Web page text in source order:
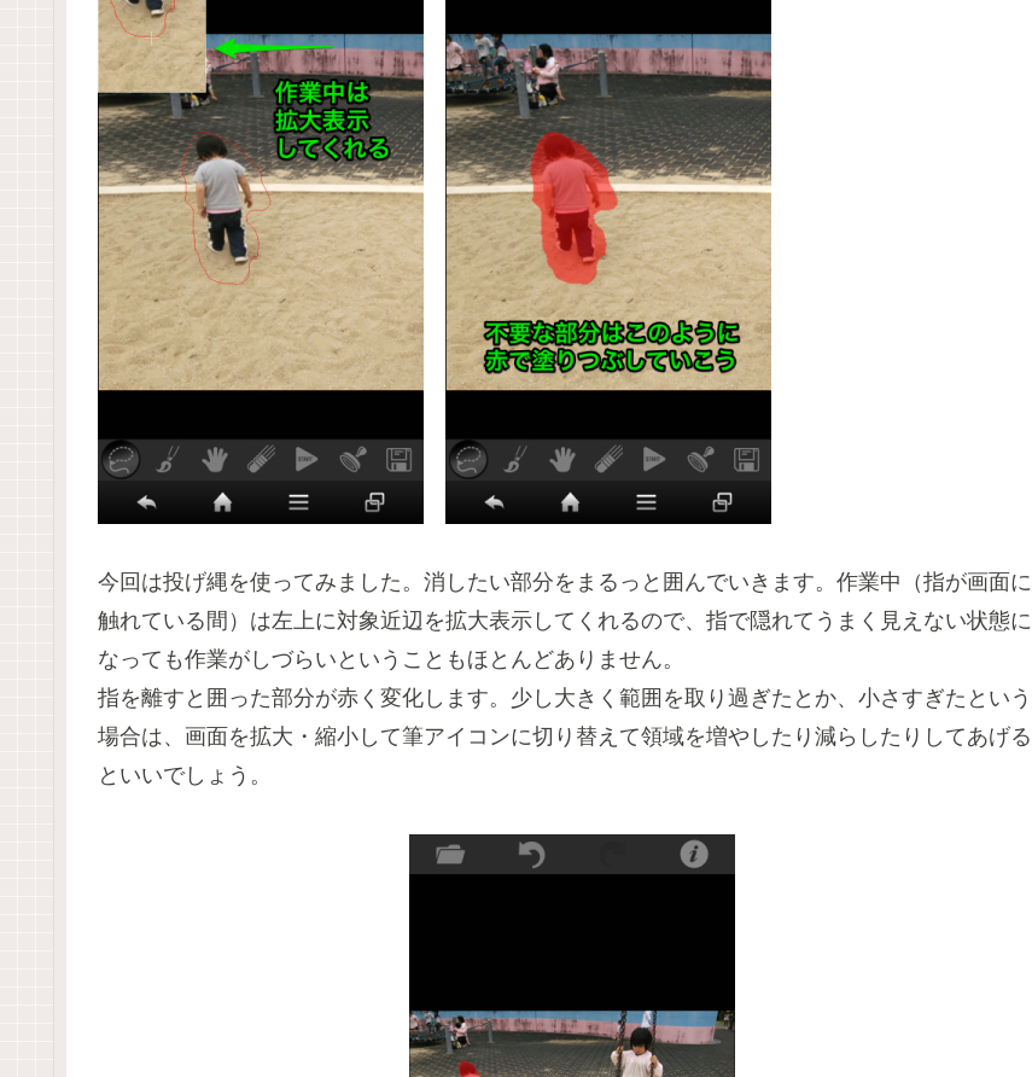
今回は投げ縄を使ってみました。消したい部分をまるっと囲んでいきます。作業中（指が画面に
触れている間）は左上に対象近辺を拡大表示してくれるので、指で隠れてうまく見えない状態に
なっても作業がしづらいということもほとんどありません。
指を離すと囲った部分が赤く変化します。少し大きく範囲を取り過ぎたとか、小さすぎたという
場合は、画面を拡大・縮小して筆アイコンに切り替えて領域を増やしたり減らしたりしてあげる
といいでしょう。